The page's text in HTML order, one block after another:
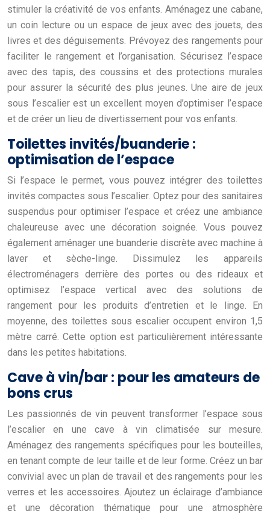
stimuler la créativité de vos enfants. Aménagez une cabane,
un coin lecture ou un espace de jeux avec des jouets, des
livres et des déguisements. Prévoyez des rangements pour
faciliter le rangement et l’organisation. Sécurisez l’espace
avec des tapis, des coussins et des protections murales
pour assurer la sécurité des plus jeunes. Une aire de jeux
sous l’escalier est un excellent moyen d’optimiser l’espace
et de créer un lieu de divertissement pour vos enfants.
Toilettes invités/buanderie :
optimisation de l’espace
Si l’espace le permet, vous pouvez intégrer des toilettes
invités compactes sous l’escalier. Optez pour des sanitaires
suspendus pour optimiser l’espace et créez une ambiance
chaleureuse avec une décoration soignée. Vous pouvez
également aménager une buanderie discrète avec machine à
laver et sèche-linge. Dissimulez les appareils
électroménagers derrière des portes ou des rideaux et
optimisez l’espace vertical avec des solutions de
rangement pour les produits d’entretien et le linge. En
moyenne, des toilettes sous escalier occupent environ 1,5
mètre carré. Cette option est particulièrement intéressante
dans les petites habitations.
Cave à vin/bar : pour les amateurs de
bons crus
Les passionnés de vin peuvent transformer l’espace sous
l’escalier en une cave à vin climatisée sur mesure.
Aménagez des rangements spécifiques pour les bouteilles,
en tenant compte de leur taille et de leur forme. Créez un bar
convivial avec un plan de travail et des rangements pour les
verres et les accessoires. Ajoutez un éclairage d’ambiance
et une décoration thématique pour une atmosphère